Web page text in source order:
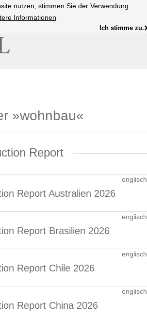
nutzen, stimmen Sie der Verwendung
Informationen
Ich stimme zu.
»wohnbau«
Report
Report Australien 2026
englisch
Report Brasilien 2026
englisch
Report Chile 2026
englisch
Report China 2026
englisch